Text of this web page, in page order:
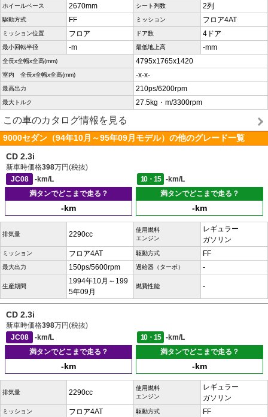
ホイールベース 2670mm シート列数 2列
駆動方式 FF ミッション フロア4AT
ミッション位置 フロア ドア数 4ドア
最小回転半径 -m 最低地上高 -mm
全長x全幅x全高(mm) 4795x1765x1420
室内 全長x全幅x全高(mm) -x-x-
最高出力 210ps/6200rpm
最大トルク 27.5kg・m/3300rpm
この車のカタログ情報を見る
9000セダン（94年10月～95年09月モデル）の他のグレード一覧
CD 2.3i
新車時価格398万円(税抜)
JC08
-km/L 10・15
-km/L
満タンでどこまで走る？
-km
満タンでどこまで走る？
-km
排気量 2290cc
使用燃料
エンジン
レギュラー
ガソリン
ミッション フロア4AT 駆動方式 FF
最大出力 150ps/5600rpm 過給器（ターボ） -
生産期間
1994年10月～199
5年09月
燃費性能 -
CD 2.3i
新車時価格398万円(税抜)
JC08
-km/L 10・15
-km/L
満タンでどこまで走る？
-km
満タンでどこまで走る？
-km
排気量 2290cc
使用燃料
エンジン
レギュラー
ガソリン
ミッション フロア4AT 駆動方式 FF